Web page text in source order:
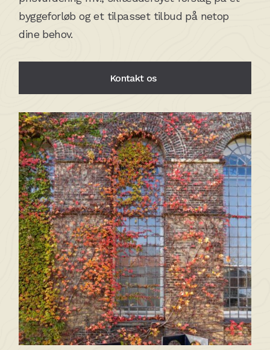
byggeforløb og et tilpasset tilbud på netop
dine behov.
Kontakt os